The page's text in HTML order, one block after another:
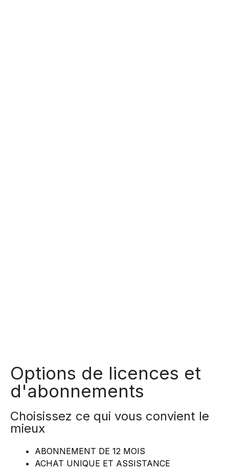
Options de licences et
d'abonnements
Choisissez ce qui vous convient le
mieux
ABONNEMENT DE 12 MOIS
ACHAT UNIQUE ET ASSISTANCE